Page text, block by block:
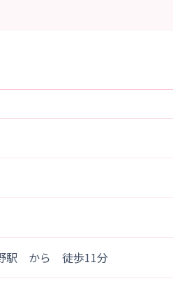
駅 から 徒歩11分